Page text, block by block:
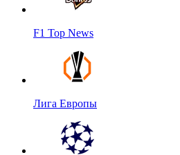
F1 Top News
Лига Европы